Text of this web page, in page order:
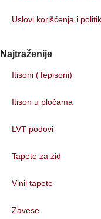
Uslovi korišćenja i
Najtraženije
Itisoni (Tepisoni)
Itison u pločama
LVT podovi
Tapete za zid
Vinil tapete
Zavese